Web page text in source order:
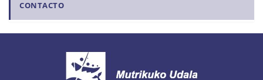
CONTACTO